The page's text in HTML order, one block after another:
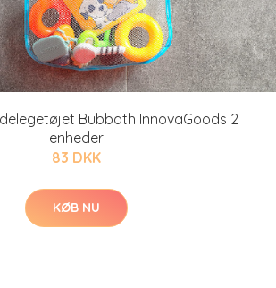
Bubbath InnovaGoods 2
enheder
83 DKK
KØB NU